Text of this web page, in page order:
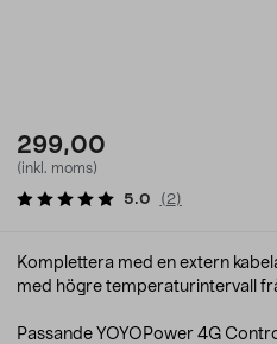
299,00
(inkl. moms)
5.0 ( 2)
Komplettera med en extern
med högre temperaturintervall
Passande YOYOPower 4G